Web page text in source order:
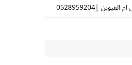
|0528959204